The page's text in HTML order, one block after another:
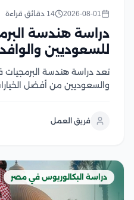
2026-08-01 14 دقائق قراءة
دراسة هندسة
للسعوديين والوافدين
تعد دراسة هندسة
والسعوديين من أفضل
الوظيفية محليًا ودوليًا،
فريق العمل
دراسة البكالوريوس في مصر